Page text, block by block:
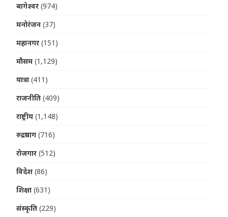
बागेश्वर (974)
मनोरंजन (37)
महानगर (151)
मौसम (1,129)
यात्रा (411)
राजनीति (409)
राष्ट्रीय (1,148)
रुद्रप्रयाग (716)
रोजगार (512)
विदेश (86)
शिक्षा (631)
संस्कृति (229)